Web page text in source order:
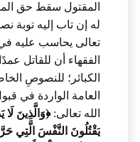
المقتول سقط حق
له إن تاب إليه توبة
تعالى يحاسب عليه في
الفقهاء أن للقاتل
الكبائر؛ للنصوصِ
العامة الواردة في
الله تعالى:﴿وَالَّذِينَ لَا
يَقْتُلُونَ النَّفْسَ الَّتِي